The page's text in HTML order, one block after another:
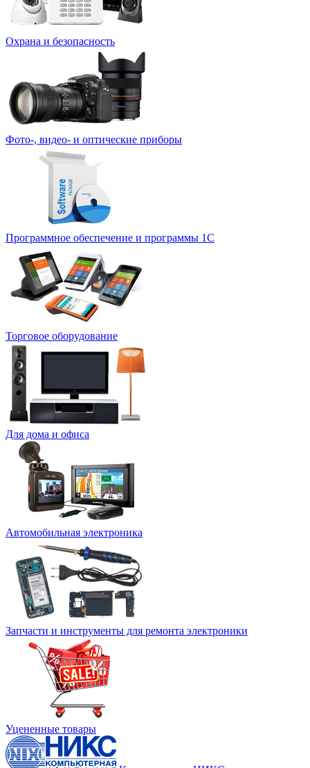
Охрана и безопасность
Фото-, видео- и оптические приборы
Программное обеспечение и программы 1С
Торговое оборудование
Для дома и офиса
Автомобильная электроника
Запчасти и инструменты для ремонта электроники
Уцененные товары